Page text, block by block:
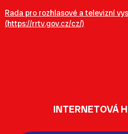
Rada pro rozhlasové a televizní
(https://rrtv.gov.cz/cz/)
INTERNETOVÁ